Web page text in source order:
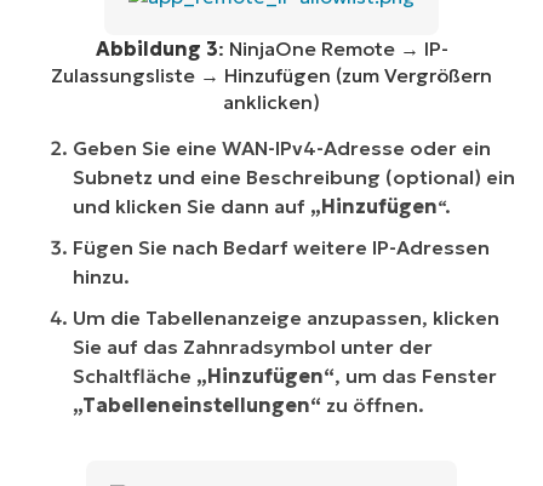
Abbildung 3: NinjaOne Remote → IP-
Zulassungsliste → Hinzufügen (zum Vergrößern
anklicken)
Geben Sie eine WAN-IPv4-Adresse oder ein
Subnetz und eine Beschreibung (optional) ein
und klicken Sie dann auf „Hinzufügen“.
Fügen Sie nach Bedarf weitere IP-Adressen
hinzu.
Um die Tabellenanzeige anzupassen, klicken
Sie auf das Zahnradsymbol unter der
Schaltfläche „Hinzufügen“, um das Fenster
„Tabelleneinstellungen“ zu öffnen.